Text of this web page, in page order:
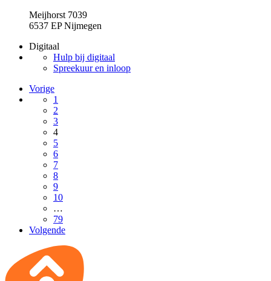
Meijhorst 7039
6537 EP Nijmegen
Digitaal
Hulp bij digitaal
Spreekuur en inloop
Vorige
1
2
3
4
5
6
7
8
9
10
…
79
Volgende